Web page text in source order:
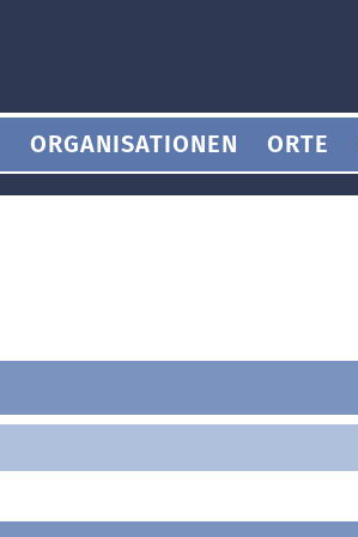
ORGANISATIONEN ORTE